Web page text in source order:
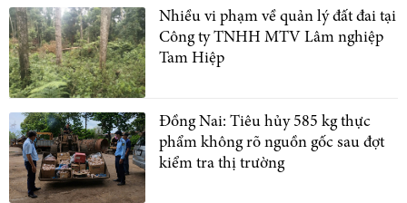
Nhiều vi phạm về quản lý đất đai tại
Công ty TNHH MTV Lâm nghiệp
Tam Hiệp
Đồng Nai: Tiêu hủy 585 kg thực
phẩm không rõ nguồn gốc sau đợt
kiểm tra thị trường